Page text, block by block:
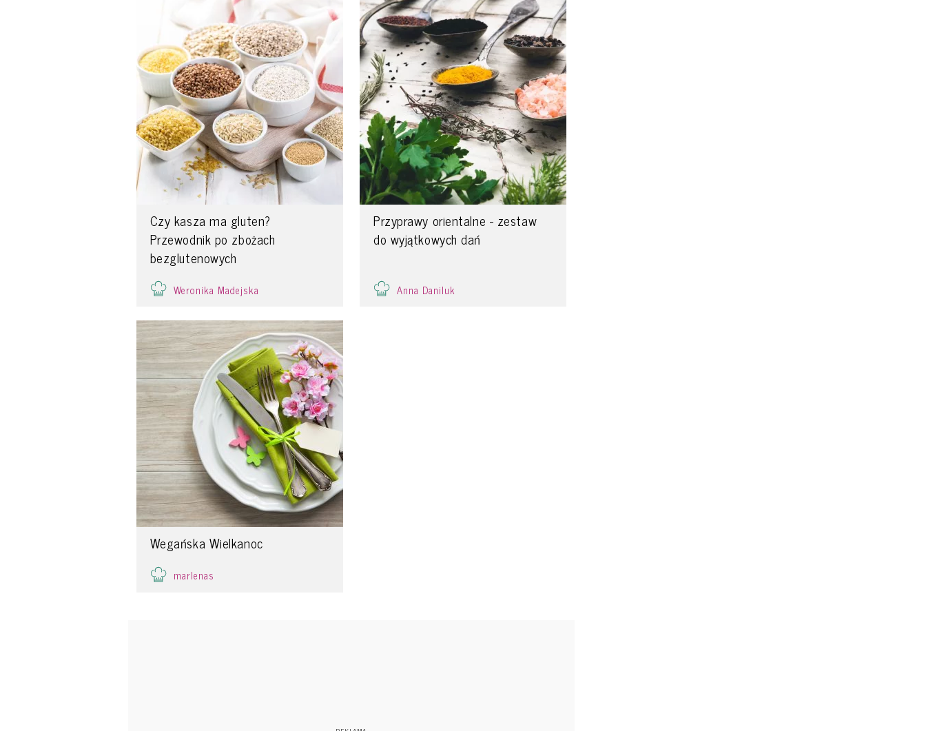
Czy kasza ma gluten?
Przewodnik po zbożach
bezglutenowych
Weronika Madejska
Przyprawy orientalne - zestaw
do wyjątkowych dań
Anna Daniluk
Wegańska Wielkanoc
marlenas